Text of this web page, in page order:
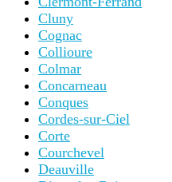
Cluny
Cognac
Collioure
Colmar
Concarneau
Conques
Cordes-sur-Ciel
Corte
Courchevel
Deauville